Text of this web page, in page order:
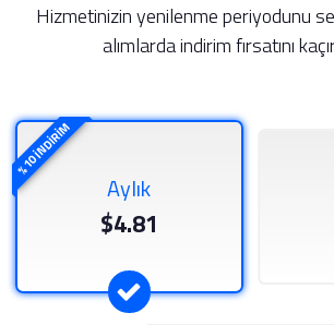
Hizmetinizin yenilenme periyodunu
alımlarda indirim fırsatını
%10 İNDİRİM
Aylık
$4.81